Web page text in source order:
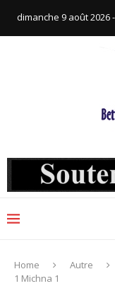
dimanche 9 août 2026
Home Autre
1 Michna 1